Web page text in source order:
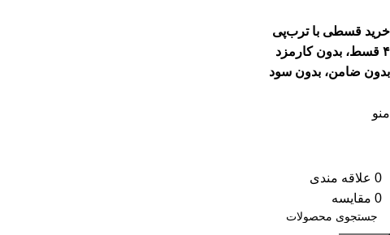
خرید قسطی با ترب‌پی
۴ قسط، بدون کارمزد
بدون ضامن، بدون سود
منو
0 علاقه مندی
0 مقایسه